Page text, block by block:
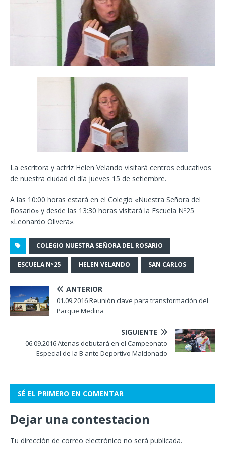
La escritora y actriz Helen Velando visitará centros educativos
de nuestra ciudad el día jueves 15 de setiembre.
A las 10:00 horas estará en el Colegio «Nuestra Señora del
Rosario» y desde las 13:30 horas visitará la Escuela Nº25
«Leonardo Olivera».
COLEGIO NUESTRA SEÑORA DEL ROSARIO
ESCUELA Nº25 HELEN VELANDO SAN CARLOS
ANTERIOR
01.09.2016 Reunión clave para transformación del
Parque Medina
SIGUIENTE
06.09.2016 Atenas debutará en el Campeonato
Especial de la B ante Deportivo Maldonado
SÉ EL PRIMERO EN COMENTAR
Dejar una contestacion
Tu dirección de correo electrónico no será publicada.